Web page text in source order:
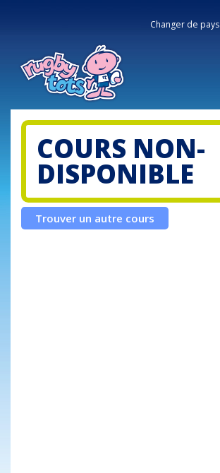
Changer de pays
COURS NON-
DISPONIBLE
Trouver un autre cours